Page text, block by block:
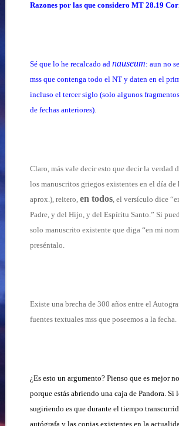
Razones por las que considero MT 28.19
Sé que lo he recalcado ad nauseum: aun no
mss que contenga todo el NT y daten en el
incluso el tercer siglo (solo algunos
de fechas anteriores).
Claro, más vale decir esto que decir la verdad
los manuscritos griegos existentes en el día
aprox.), reitero, en todos, el versículo dice
Padre, y del Hijo, y del Espíritu Santo.” Si
solo manuscrito existente que diga “en mi
preséntalo.
Existe una brecha de 300 años entre el
fuentes textuales mss que poseemos a la fecha.
¿Es esto un argumento? Pienso que es mejor
porque estás abriendo una caja de Pandora. Si
sugiriendo es que durante el tiempo
autógrafa y las copias existentes en la